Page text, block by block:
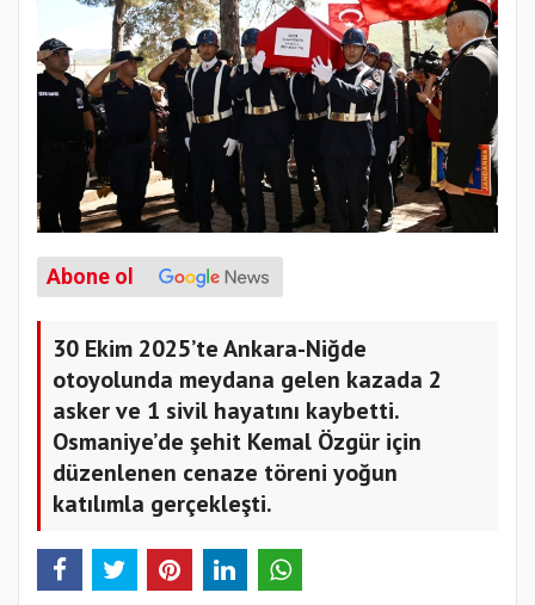
Abone ol
30 Ekim 2025’te Ankara-Niğde
otoyolunda meydana gelen kazada 2
asker ve 1 sivil hayatını kaybetti.
Osmaniye’de şehit Kemal Özgür için
düzenlenen cenaze töreni yoğun
katılımla gerçekleşti.